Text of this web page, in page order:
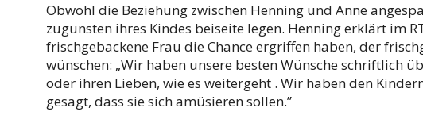
Obwohl die Beziehung zwischen Henning und Anne
zugunsten ihres Kindes beiseite legen. Henning erklärt im
frischgebackene Frau die Chance ergriffen haben, der
wünschen: „Wir haben unsere besten Wünsche schriftlich
oder ihren Lieben, wie es weitergeht . Wir haben den
gesagt, dass sie sich amüsieren sollen.”